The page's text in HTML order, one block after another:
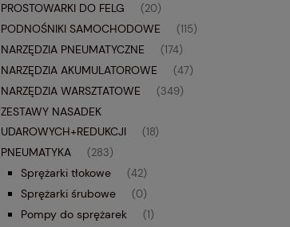
PROSTOWARKI DO FELG (20)
PODNOŚNIKI SAMOCHODOWE (115)
NARZĘDZIA PNEUMATYCZNE (174)
NARZĘDZIA AKUMULATOROWE (47)
NARZĘDZIA WARSZTATOWE (349)
ZESTAWY NASADEK
UDAROWYCH+REDUKCJI
(18)
PNEUMATYKA (283)
Sprężarki tłokowe (42)
Sprężarki śrubowe (0)
Pompy do sprężarek (1)